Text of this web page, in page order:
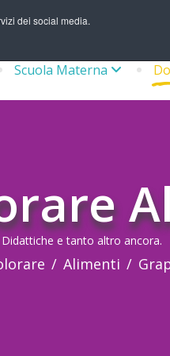
dei social media.
Scuola Materna
e tanto altro ancora.
Alimenti